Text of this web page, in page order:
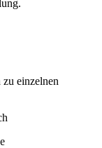
einzelnen